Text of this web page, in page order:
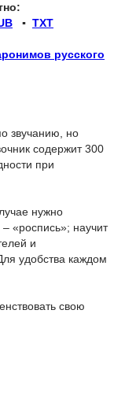
▪ TXT
русского
звучанию, но
содержит 300
при
нужно
«роспись»; научит
и
удобства каждом
свою